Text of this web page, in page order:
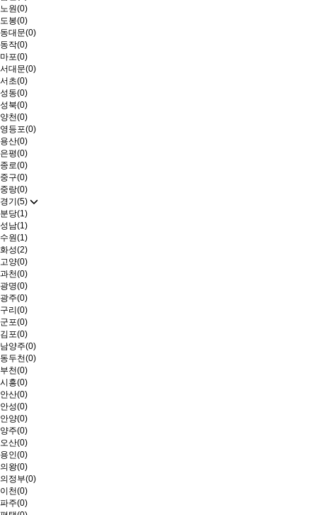
노원(0)
도봉(0)
동대문(0)
동작(0)
마포(0)
서대문(0)
서초(0)
성동(0)
성북(0)
양천(0)
영등포(0)
용산(0)
은평(0)
종로(0)
중구(0)
중랑(0)
경기(5)
분당(1)
성남(1)
수원(1)
화성(2)
고양(0)
과천(0)
광명(0)
광주(0)
구리(0)
군포(0)
김포(0)
남양주(0)
동두천(0)
부천(0)
시흥(0)
안산(0)
안성(0)
안양(0)
양주(0)
오산(0)
용인(0)
의왕(0)
의정부(0)
이천(0)
파주(0)